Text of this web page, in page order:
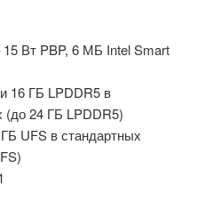
Вт PBP, 6 МБ Intel Smart
16 ГБ LPDDR5 в
(до 24 ГБ LPDDR5)
UFS в стандартных